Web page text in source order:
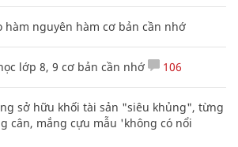
hàm nguyên hàm cơ bản cần nhớ
lớp 8, 9 cơ bản cần nhớ 106
sở hữu khối tài sản "siêu khủng", từng
cân, mắng cựu mẫu 'không có nổi